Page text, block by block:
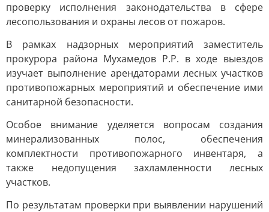
проверку исполнения законодательства в сфере
лесопользования и охраны лесов от пожаров.
В рамках надзорных мероприятий заместитель
прокурора района Мухамедов Р.Р. в ходе выездов
изучает выполнение арендаторами лесных участков
противопожарных мероприятий и обеспечение ими
санитарной безопасности.
Особое внимание уделяется вопросам создания
минерализованных полос, обеспечения
комплектности противопожарного инвентаря, а
также недопущения захламленности лесных
участков.
По результатам проверки при выявлении нарушений